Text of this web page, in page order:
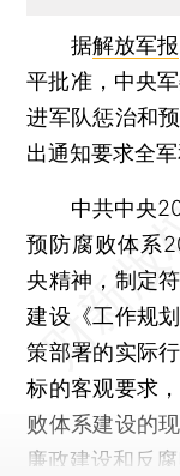
据解放军报
平批准，中央
进军队惩治和
出通知要求全
中共中央
预防腐败体系
央精神，制定
建设《工作规
策部署的实际
标的客观要求
败体系建设的
廉政建设和反